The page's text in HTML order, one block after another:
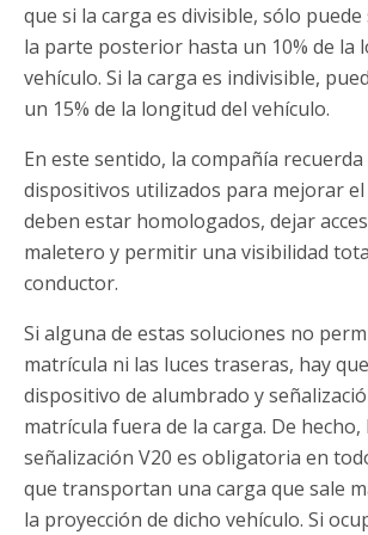
que si la carga es divisible, sólo
la parte posterior hasta un 10% de la
vehículo. Si la carga es indivisible,
un 15% de la longitud del vehículo.
En este sentido, la compañía
dispositivos utilizados para mejorar
deben estar homologados, dejar
maletero y permitir una visibilidad
conductor.
Si alguna de estas soluciones no
matrícula ni las luces traseras, hay
dispositivo de alumbrado y
matrícula fuera de la carga. De hecho,
señalización V20 es obligatoria en
que transportan una carga que sale
la proyección de dicho vehículo. Si